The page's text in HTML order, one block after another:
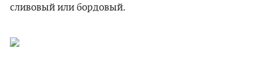
сливовый или бордовый.